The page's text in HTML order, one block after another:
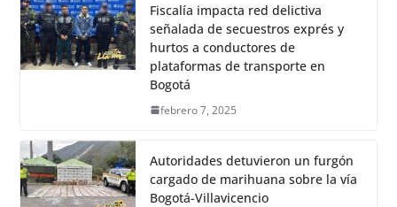
Fiscalía impacta red delictiva
señalada de secuestros exprés y
hurtos a conductores de
plataformas de transporte en
Bogotá
febrero 7, 2025
Autoridades detuvieron un furgón
cargado de marihuana sobre la vía
Bogotá-Villavicencio